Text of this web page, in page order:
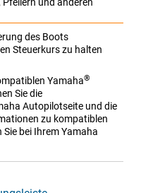
Pfeilern und anderen
des Boots
Steuerkurs zu halten
Yamaha®
Sie die
Autopilotseite und die
zu kompatiblen
bei Ihrem Yamaha